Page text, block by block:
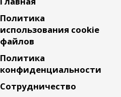
Политика
использования cookie
файлов
Политика
конфиденциальности
Сотрудничество